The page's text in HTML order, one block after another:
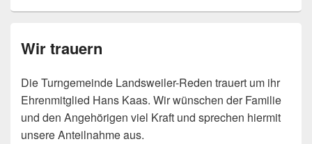
Wir trauern
Die Turngemeinde Landsweiler-Reden trauert um ihr
Ehrenmitglied Hans Kaas. Wir wünschen der Familie
und den Angehörigen viel Kraft und sprechen hiermit
unsere Anteilnahme aus.